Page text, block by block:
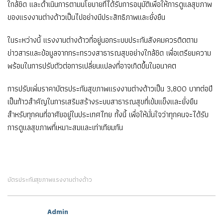
ใกล้ชิด และดำเนินการตามนโยบายที่ได้รับการอนุมัติเพื่อให้การดูแลสุขภาพ
ของแรงงานต่างด้าวเป็นไปอย่างมีประสิทธิภาพและยั่งยืน
ในระหว่างนี้ แรงงานต่างด้าวที่อยู่นอกระบบประกันสังคมควรติดตาม
ข่าวสารและข้อมูลจากกระทรวงสาธารณสุขอย่างใกล้ชิด เพื่อเตรียมความ
พร้อมในการปรับตัวต่อการเปลี่ยนแปลงที่อาจเกิดขึ้นในอนาคต
การปรับเพิ่มราคาบัตรประกันสุขภาพแรงงานต่างด้าวเป็น 3,800 บาทต่อปี
เป็นก้าวสำคัญในการเสริมสร้างระบบสาธารณสุขที่เข้มแข็งและยั่งยืน
สำหรับทุกคนที่อาศัยอยู่ในประเทศไทย ทั้งนี้ เพื่อให้มั่นใจว่าทุกคนจะได้รับ
การดูแลสุขภาพที่เหมาะสมและเท่าเทียมกัน
บัตรประกันสุขภาพแรงงานต่างด้าว
Admin